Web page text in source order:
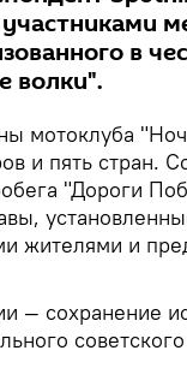
в
волки".
мотоклуба
и пять стран.
"Дороги
жителями и
— сохранение